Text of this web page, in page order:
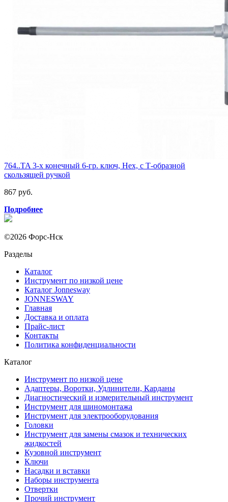
764..TA 3-х конечный 6-гр. ключ, Hex, c Т-образной
скользящей ручкой
867 руб.
Подробнее
©2026 Форс-Нск
Разделы
Каталог
Инструмент по низкой цене
Каталог Jonnesway
JONNESWAY
Главная
Доставка и оплата
Прайс-лист
Контакты
Политика конфиденциальности
Каталог
Инструмент по низкой цене
Адаптеры, Воротки, Удлинители, Карданы
Диагностический и измерительный инструмент
Инструмент для шиномонтажа
Инструмент для электрооборудования
Головки
Инструмент для замены смазок и технических
жидкостей
Кузовной инструмент
Ключи
Насадки и вставки
Наборы инструмента
Отвертки
Прочий инструмент